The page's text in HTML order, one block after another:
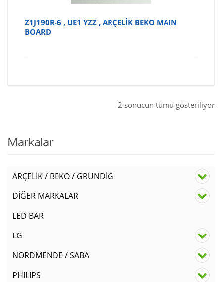
Z1J190R-6 , UE1 YZZ , ARÇELİK BEKO MAIN
BOARD
2 sonucun tümü gösteriliyor
Markalar
ARÇELİK / BEKO / GRUNDİG
DİĞER MARKALAR
LED BAR
LG
NORDMENDE / SABA
PHILIPS